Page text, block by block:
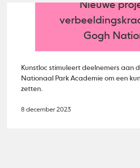
Nieuwe
Gogh
Kunstloc stimuleert deelnemers aan
Nationaal Park Academie om een
zetten.
8 december 2023